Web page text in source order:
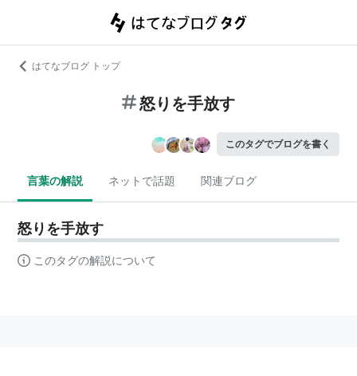
はてなブログ トップ
怒りを手放す
このタグでブログを書く
言葉の解説 ネットで話題 関連ブログ
怒りを手放す
このタグの解説について